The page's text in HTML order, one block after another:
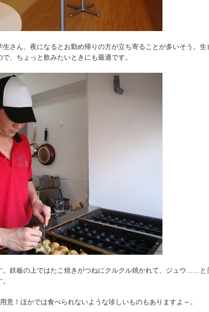
さん、夜になるとお勤め帰りの方が立ち寄ることが多いそう。生
、ちょっと飲みたいときにも最適です。
。鉄板の上ではたこ焼きがつねにクルクル焼かれて、ジュウ……と
意！ほかでは食べられないような珍しいものもありますよ～。